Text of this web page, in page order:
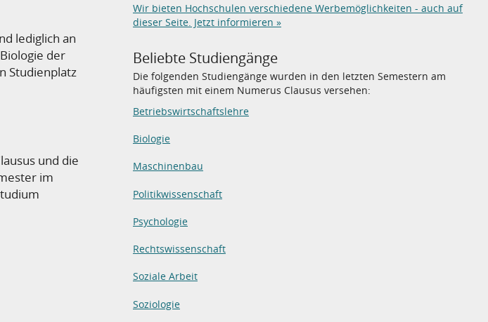
lediglich an
der
Studienplatz
und die
im
Wir bieten Hochschulen verschiedene Werbemöglichkeiten - auch auf
dieser Seite. Jetzt informieren »
Beliebte Studiengänge
Die folgenden Studiengänge wurden in den letzten Semestern am
häufigsten mit einem Numerus Clausus versehen:
Betriebswirtschaftslehre
Biologie
Maschinenbau
Politikwissenschaft
Psychologie
Rechtswissenschaft
Soziale Arbeit
Soziologie